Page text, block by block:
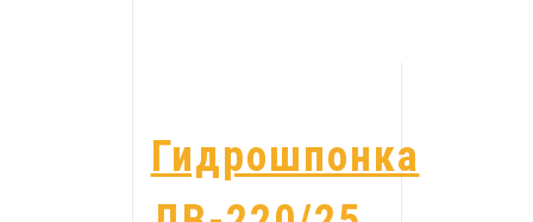
Гидрошпонка